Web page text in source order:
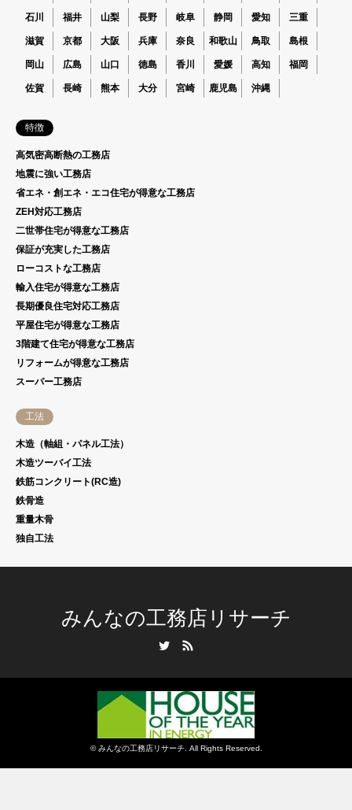
石川 福井 山梨 長野 岐阜 静岡 愛知 三重
滋賀 京都 大阪 兵庫 奈良 和歌山 鳥取 島根
岡山 広島 山口 徳島 香川 愛媛 高知 福岡
佐賀 長崎 熊本 大分 宮崎 鹿児島 沖縄
特徴
高気密高断熱の工務店
地震に強い工務店
省エネ・創エネ・エコ住宅が得意な工務店
ZEH対応工務店
二世帯住宅が得意な工務店
保証が充実した工務店
ローコストな工務店
輸入住宅が得意な工務店
長期優良住宅対応工務店
平屋住宅が得意な工務店
3階建て住宅が得意な工務店
リフォームが得意な工務店
スーパー工務店
工法
木造（軸組・パネル工法）
木造ツーバイ工法
鉄筋コンクリート(RC造)
鉄骨造
重量木骨
独自工法
みんなの工務店リサーチ
©みんなの工務店リサーチ. All Rights Reserved.